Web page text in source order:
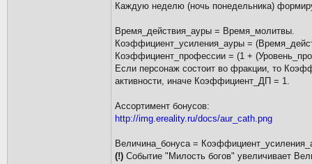
Каждую неделю (ночь понедельника)
Время_действия_ауры = Время_молитвы.
Коэффициент_усиления_ауры =
Коэффициент_профессии = (1 +
Если персонаж состоит во фракции, то
активности, иначе Коэффициент_ДП = 1.
Ассортимент бонусов:
http://img.ereality.ru/docs/aur_cath.png
Величина_бонуса =
(!) Событие "Милость богов" увеличивает